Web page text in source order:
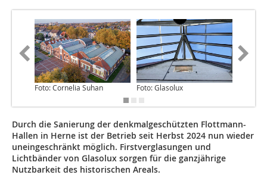
Foto: Cornelia Suhan Foto: Glasolux
Durch die Sanierung der denkmalgeschützten Flottmann-
Hallen in Herne ist der Betrieb seit Herbst 2024 nun wieder
uneingeschränkt möglich. Firstverglasungen und
Lichtbänder von Glasolux sorgen für die ganzjährige
Nutzbarkeit des historischen Areals.